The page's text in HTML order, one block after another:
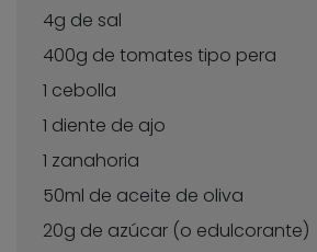
4g de sal
400g de tomates tipo pera
1 cebolla
1 diente de ajo
1 zanahoria
50ml de aceite de oliva
20g de azúcar (o edulcorante)